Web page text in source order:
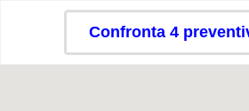
Confronta 4